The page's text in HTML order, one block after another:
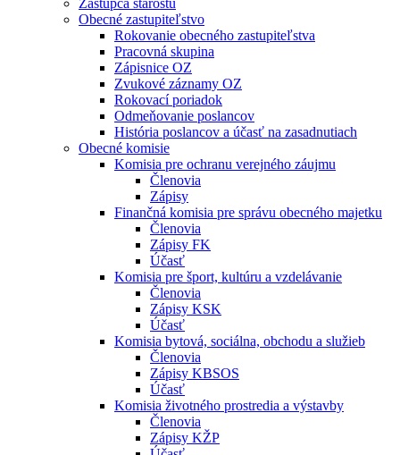
Zástupca starostu
Obecné zastupiteľstvo
Rokovanie obecného zastupiteľstva
Pracovná skupina
Zápisnice OZ
Zvukové záznamy OZ
Rokovací poriadok
Odmeňovanie poslancov
História poslancov a účasť na zasadnutiach
Obecné komisie
Komisia pre ochranu verejného záujmu
Členovia
Zápisy
Finančná komisia pre správu obecného majetku
Členovia
Zápisy FK
Účasť
Komisia pre šport, kultúru a vzdelávanie
Členovia
Zápisy KSK
Účasť
Komisia bytová, sociálna, obchodu a služieb
Členovia
Zápisy KBSOS
Účasť
Komisia životného prostredia a výstavby
Členovia
Zápisy KŽP